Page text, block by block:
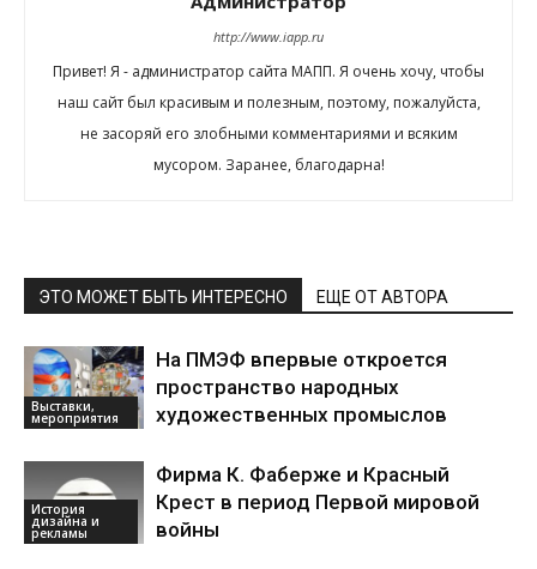
http://www.iapp.ru
Привет! Я - администратор сайта МАПП. Я очень хочу, чтобы
наш сайт был красивым и полезным, поэтому, пожалуйста,
не засоряй его злобными комментариями и всяким
мусором. Заранее, благодарна!
ЭТО МОЖЕТ БЫТЬ ИНТЕРЕСНО ЕЩЕ ОТ АВТОРА
Выставки,
мероприятия
На ПМЭФ впервые откроется
пространство народных
художественных промыслов
История
дизайна и
рекламы
Фирма К. Фаберже и Красный
Крест в период Первой мировой
войны